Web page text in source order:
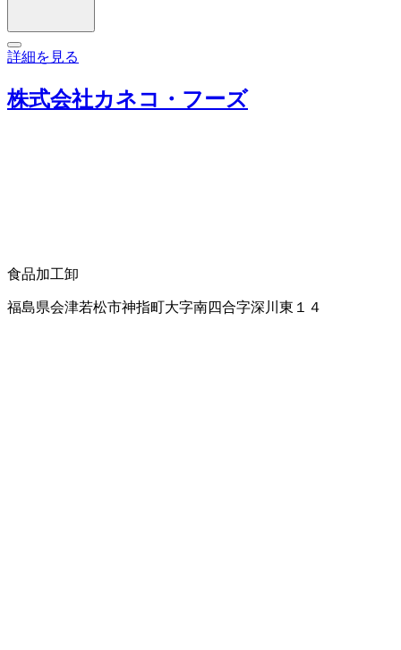
詳細を見る
株式会社カネコ・フーズ
食品加工卸
福島県会津若松市神指町大字南四合字深川東１４